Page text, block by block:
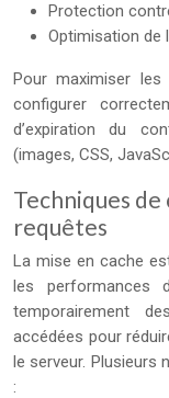
Protection
Optimisation de
Pour maximiser les
configurer
d’expiration du
(images, CSS,
Techniques
requêtes
La mise en cache
les performances
temporairement
accédées pour
le serveur. Plusieurs
: